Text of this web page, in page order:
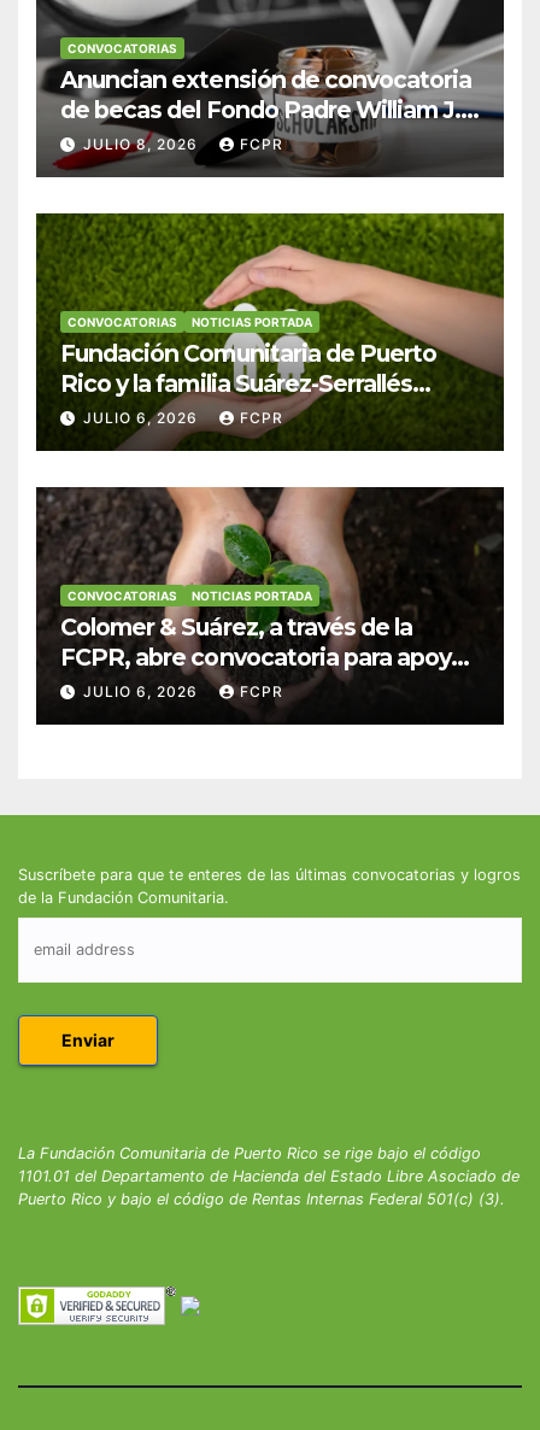
CONVOCATORIAS
Anuncian extensión de convocatoria
de becas del Fondo Padre William J.
Hendricks, SJ para estudiantes del
Colegio San Ignacio
JULIO 8, 2026 FCPR
CONVOCATORIAS NOTICIAS PORTADA
Fundación Comunitaria de Puerto
Rico y la familia Suárez-Serrallés
anuncian convocatoria para
fortalecer hogares y albergues
JULIO 6, 2026 FCPR
CONVOCATORIAS NOTICIAS PORTADA
Colomer & Suárez, a través de la
FCPR, abre convocatoria para apoyar
proyectos de seguridad alimentaria
JULIO 6, 2026 FCPR
Suscríbete para que te enteres de las últimas convocatorias y logros
de la Fundación Comunitaria.
La Fundación Comunitaria de Puerto Rico se rige bajo el código
1101.01 del Departamento de Hacienda del Estado Libre Asociado de
Puerto Rico y bajo el código de Rentas Internas Federal 501(c) (3).